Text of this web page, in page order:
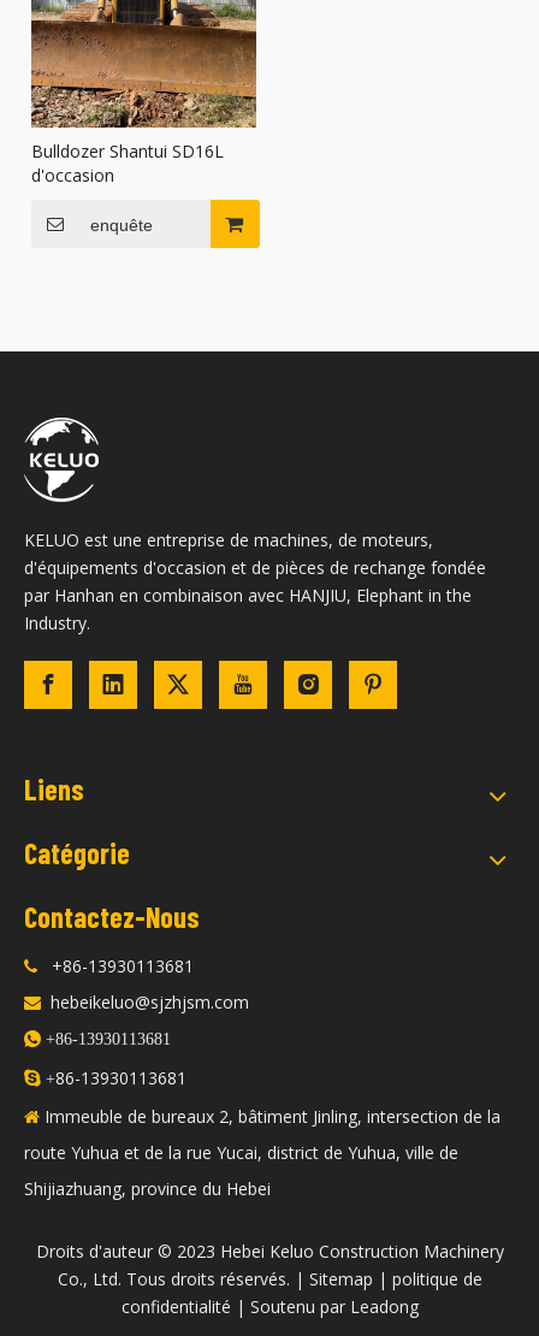
Bulldozer Shantui SD16L
d'occasion
enquête
KELUO est une entreprise de machines, de moteurs,
d'équipements d'occasion et de pièces de rechange fondée
par Hanhan en combinaison avec HANJIU, Elephant in the
Industry.
Liens
Catégorie
Contactez-Nous
 +86-13930113681
 hebeikeluo@sjzhjsm.com
 +86-13930113681
 +86-13930113681
 Immeuble de bureaux 2, bâtiment Jinling, intersection de la
route Yuhua et de la rue Yucai, district de Yuhua, ville de
Shijiazhuang, province du Hebei
​Droits d'auteur © 2023 Hebei Keluo Construction Machinery
Co., Ltd. Tous droits réservés. | Sitemap | politique de
confidentialité | Soutenu par Leadong